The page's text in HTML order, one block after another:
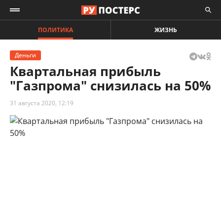
ПОЛИТИКА ЖИЗНЬ
Деньги
Квартальная прибыль
"Газпрома" снизилась на 50%
31 августа 2020, 12:19